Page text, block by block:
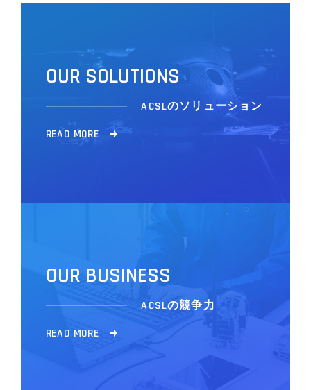
OUR SOLUTIONS
ACSLのソリューション
READ MORE
OUR BUSINESS
ACSLの競争力
READ MORE